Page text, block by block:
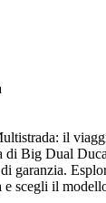
il
di Big Dual
garanzia.
e scegli il